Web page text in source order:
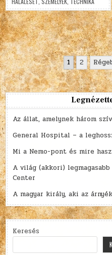
Bejegyzések
lapozása
1 2
Az állat, amelynek három
General Hospital – a
Mi a Nemo-pont és mire
A világ (akkori)
Center
A magyar király, aki az
Keresés